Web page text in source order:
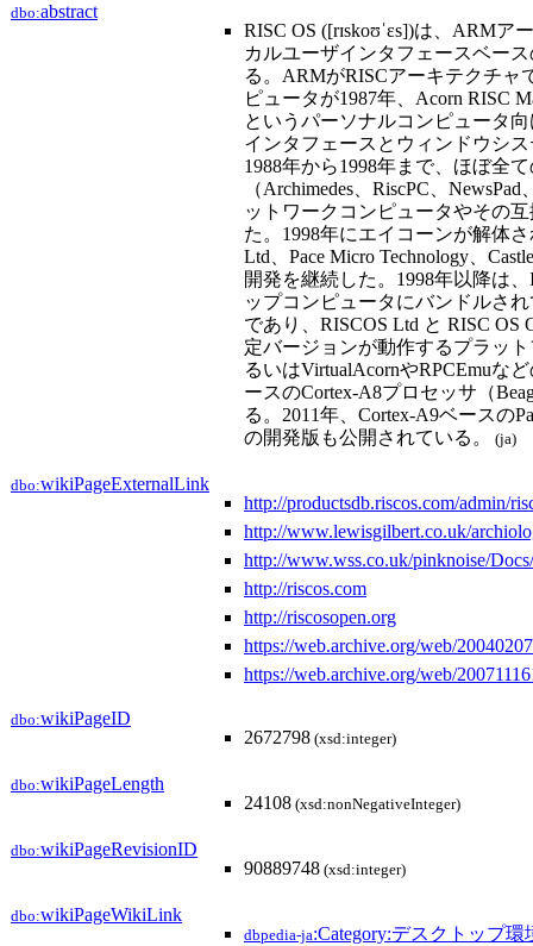
dbo:abstract
RISC OS ([rɪskoʊˈɛs])は、ARM
カルユーザインタフェースベー
る。ARMがRISCアーキテクチャ
ピュータが1987年、Acorn RISC
というパーソナルコンピュータ
インタフェースとウィンドウシ
1988年から1998年まで、ほぼ全
（Archimedes、RiscPC、
ットワークコンピュータやその
た。1998年にエイコーンが解体
Ltd、Pace Micro Technology、
開発を継続した。1998年以降は
ップコンピュータにバンドルさ
であり、RISCOS Ltd と RISC
定バージョンが動作するプラッ
るいはVirtualAcornやRPCEmuな
ースのCortex-A8プロセッサ（
る。2011年、Cortex-A9ベースの
の開発版も公開されている。
(ja)
dbo:wikiPageExternalLink
http://productsdb.riscos.com/admin/
http://www.lewisgilbert.co.uk/
http://www.wss.co.uk/pinknoise/Docs/
http://riscos.com
http://riscosopen.org
https://web.archive.org/web/
https://web.archive.org/web/
dbo:wikiPageID
2672798 (xsd:integer)
dbo:wikiPageLength
24108 (xsd:nonNegativeInteger)
dbo:wikiPageRevisionID
90889748 (xsd:integer)
dbo:wikiPageWikiLink
dbpedia-ja:Category:デスクトップ環